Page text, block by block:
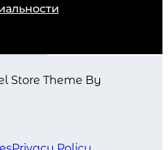
Store Theme By